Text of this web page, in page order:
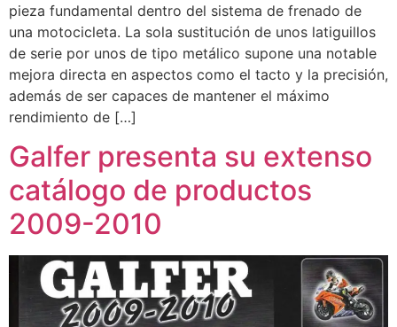
pieza fundamental dentro del sistema de frenado de
una motocicleta. La sola sustitución de unos latiguillos
de serie por unos de tipo metálico supone una notable
mejora directa en aspectos como el tacto y la precisión,
además de ser capaces de mantener el máximo
rendimiento de […]
Galfer presenta su extenso
catálogo de productos
2009-2010